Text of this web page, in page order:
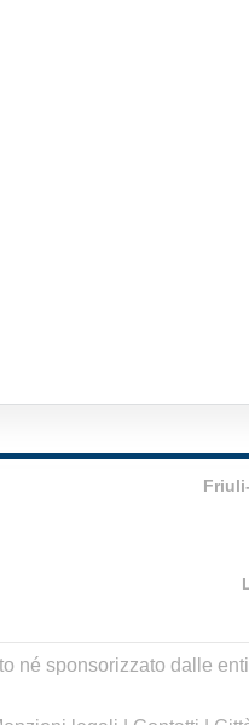
né sponsorizzato dalle